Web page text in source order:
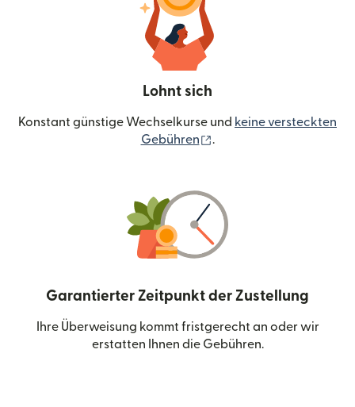
Lohnt sich
Konstant günstige Wechselkurse und keine versteckten
Gebühren
.
Garantierter Zeitpunkt der Zustellung
Ihre Überweisung kommt fristgerecht an oder wir
erstatten Ihnen die Gebühren.